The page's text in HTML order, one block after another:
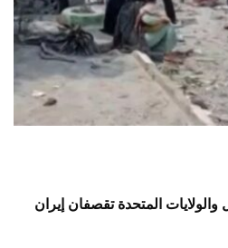
المتحدة تقصفان إيران